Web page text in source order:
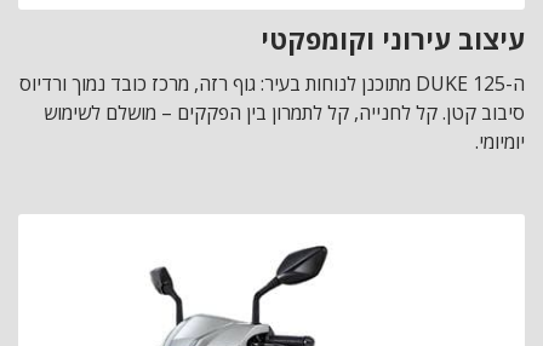
עיצוב עירוני וקומפקטי
ה-DUKE 125 מתוכנן לנוחות בעיר: גוף רזה, מרכז כובד נמוך ורדיוס
סיבוב קטן. קל לחנייה, קל לתמרון בין הפקקים – מושלם לשימוש
יומיומי.